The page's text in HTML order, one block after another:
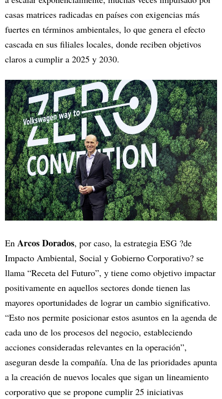
casas matrices radicadas en países con exigencias más
fuertes en términos ambientales, lo que genera el efecto
cascada en sus filiales locales, donde reciben objetivos
claros a cumplir a 2025 y 2030.
En Arcos Dorados, por caso, la estrategia ESG ?de
Impacto Ambiental, Social y Gobierno Corporativo? se
llama “Receta del Futuro”, y tiene como objetivo impactar
positivamente en aquellos sectores donde tienen las
mayores oportunidades de lograr un cambio significativo.
“Esto nos permite posicionar estos asuntos en la agenda de
cada uno de los procesos del negocio, estableciendo
acciones consideradas relevantes en la operación”,
aseguran desde la compañía. Una de las prioridades apunta
a la creación de nuevos locales que sigan un lineamiento
corporativo que se propone cumplir 25 iniciativas